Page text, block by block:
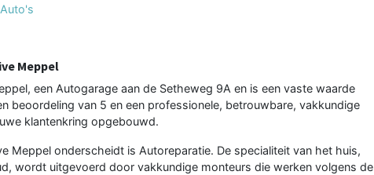
Meppel
een Autogarage aan de Setheweg 9A en is een vaste waarde
beoordeling van 5 en een professionele, betrouwbare, vakkundige
klantenkring opgebouwd.
Meppel onderscheidt is Autoreparatie. De specialiteit van het huis,
wordt uitgevoerd door vakkundige monteurs die werken volgens de